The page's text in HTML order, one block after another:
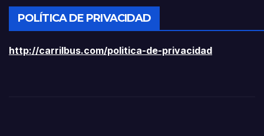
POLÍTICA DE PRIVACIDAD
http://carrilbus.com/politica-de-privacidad